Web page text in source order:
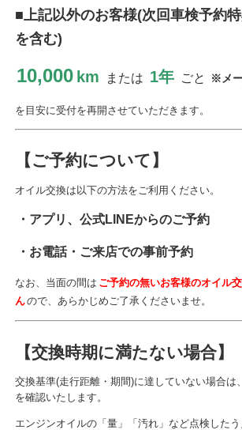
■上記以外のお客様(次回車検予約
を含む)
10,000 km または 1年 ごと ※メ
を目安に受付を再開させていただきます。
【ご予約について】
オイル交換は以下の方法をご利用ください。
・アプリ、公式LINEからのご予約
・お電話・ご来店での事前予約
なお、当面の間は ご予約の無いお客様のオイル
んので、あらかじめご了承くださいませ。
【交換時期に満たない場合】
交換基準(走行距離・期間)に達していない場合は
を確認いたします。
エンジンオイルの「量」「汚れ」など点検した